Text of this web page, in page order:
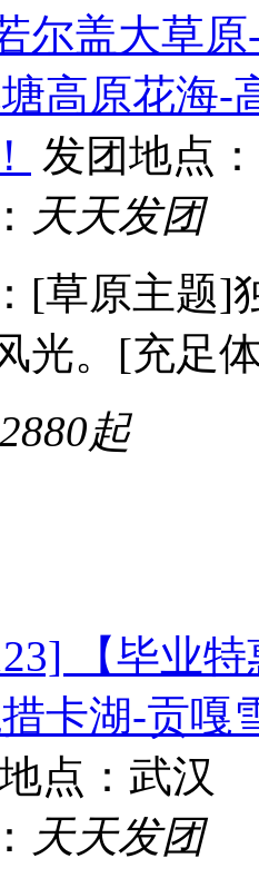
尔盖大草
高原花海-
发团地点
天天发团
[草原主题]
光。[充足
2880起
【毕业
卡湖-贡嘎
点：武汉
天天发团